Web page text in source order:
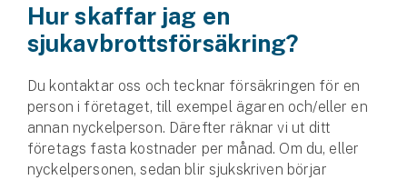
Bostadsrättsförsäkring
Hyresrättsförsäkring
Fritidshusförsäkring
Företag
Hur skaffar jag en
sjukavbrottsförsäkring?
Du kontaktar oss och tecknar försäkringen för en
person i företaget, till exempel ägaren och/eller en
annan nyckelperson. Därefter räknar vi ut ditt
företags fasta kostnader per månad. Om du, eller
nyckelpersonen, sedan blir sjukskriven börjar